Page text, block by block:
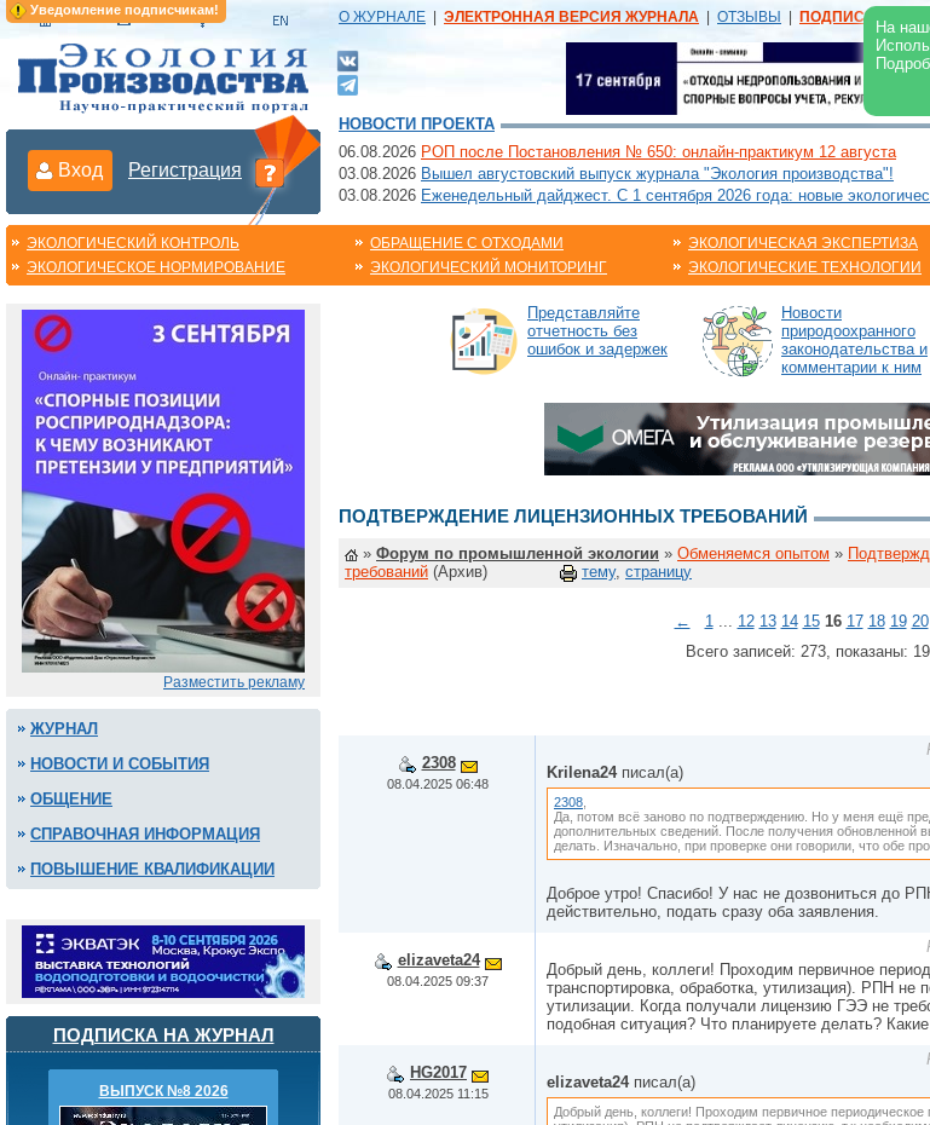
Уведомление подписчикам!
На
О ЖУРНАЛЕ ЭЛЕКТРОННАЯ ВЕРСИЯ ЖУРНАЛА ОТЗЫВЫ ПОДПИСКА |
Вход Регистрация
НОВОСТИ ПРОЕКТА
06.08.2026 РОП после Постановления № 650: онлайн-практикум 12 августа
03.08.2026 Вышел августовский выпуск журнала "Экология производства"!
03.08.2026 Еженедельный дайджест. С 1 сентября 2026 года: новые
ЭКОЛОГИЧЕСКИЙ КОНТРОЛЬ
ЭКОЛОГИЧЕСКОЕ НОРМИРОВАНИЕ
ОБРАЩЕНИЕ С ОТХОДАМИ
ЭКОЛОГИЧЕСКИЙ МОНИТОРИНГ
ЭКОЛОГИЧЕСКАЯ ЭКСПЕРТИЗА
ЭКОЛОГИЧЕСКИЕ ТЕХНОЛОГИИ
Разместить рекламу
ЖУРНАЛ
НОВОСТИ И СОБЫТИЯ
ОБЩЕНИЕ
СПРАВОЧНАЯ ИНФОРМАЦИЯ
ПОВЫШЕНИЕ КВАЛИФИКАЦИИ
ПОДПИСКА НА ЖУРНАЛ
ВЫПУСК №8 2026
Представляйте
отчетность без
ошибок и задержек
Новости
природоохранного
законодательства и
комментарии к ним
ПОДТВЕРЖДЕНИЕ ЛИЦЕНЗИОННЫХ ТРЕБОВАНИЙ
» Форум по промышленной экологии » Обменяемся опытом »
требований (Архив) тему, страницу
← 1... 12 13 14 15 16 17 18 19 20
Всего записей: 273, показаны:
2308
08.04.2025 06:48
Krilena24писал(а)
2308
Да, потом всё заново по подтверждению. Но у меня ещё
дополнительных сведений. После получения обновленной
делать. Изначально, при проверке они говорили, что обе
Доброе утро! Спасибо! У нас не дозвониться до
действительно, подать сразу оба заявления.
elizaveta24
08.04.2025 09:37
Добрый день, коллеги! Проходим первичное
транспортировка, обработка, утилизация). РПН
утилизации. Когда получали лицензию ГЭЭ не
подобная ситуация? Что планируете делать?
HG2017
08.04.2025 11:15
elizaveta24писал(а)
Добрый день, коллеги! Проходим первичное периодическое